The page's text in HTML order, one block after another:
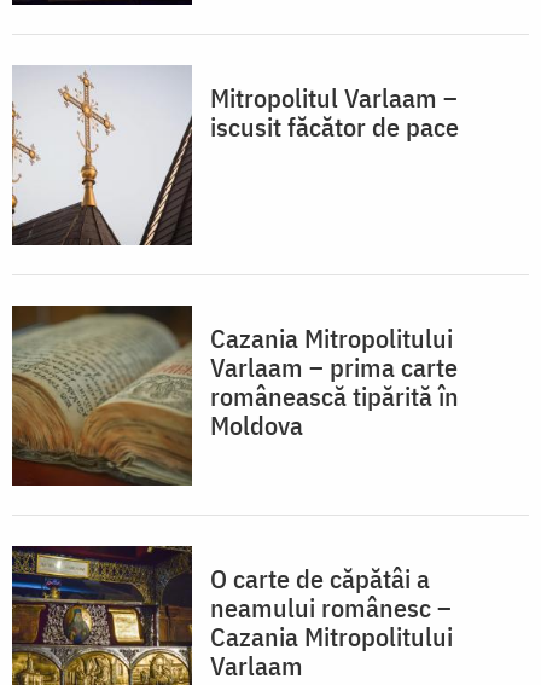
Mitropolitul Varlaam –
iscusit făcător de pace
Cazania Mitropolitului
Varlaam – prima carte
românească tipărită în
Moldova
O carte de căpătâi a
neamului românesc –
Cazania Mitropolitului
Varlaam